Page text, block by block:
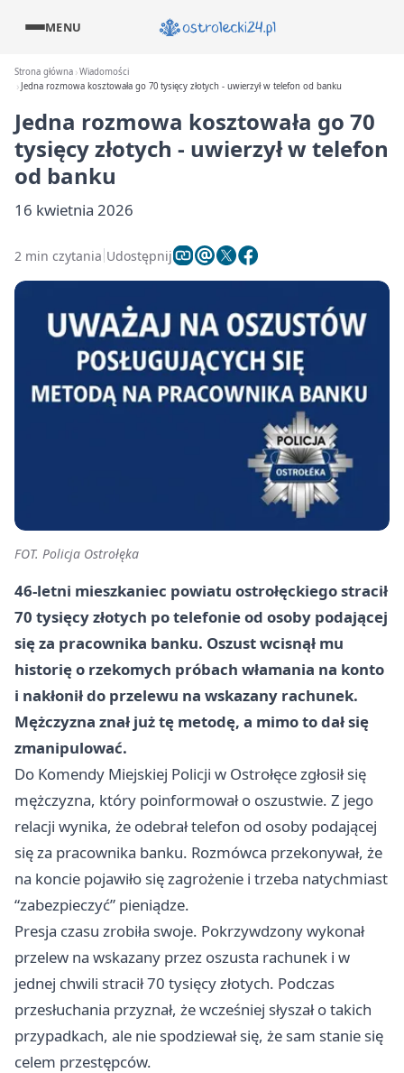
MENU
Strona główna Wiadomości
Jedna rozmowa kosztowała go 70 tysięcy złotych - uwierzył w telefon od banku
Jedna rozmowa kosztowała go 70
tysięcy złotych - uwierzył w telefon
od banku
16 kwietnia 2026
2 min czytania Udostępnij
FOT. Policja Ostrołęka
46-letni mieszkaniec powiatu ostrołęckiego stracił
70 tysięcy złotych po telefonie od osoby podającej
się za pracownika banku. Oszust wcisnął mu
historię o rzekomych próbach włamania na konto
i nakłonił do przelewu na wskazany rachunek.
Mężczyzna znał już tę metodę, a mimo to dał się
zmanipulować.
Do Komendy Miejskiej Policji w Ostrołęce zgłosił się
mężczyzna, który poinformował o oszustwie. Z jego
relacji wynika, że odebrał telefon od osoby podającej
się za pracownika banku. Rozmówca przekonywał, że
na koncie pojawiło się zagrożenie i trzeba natychmiast
“zabezpieczyć” pieniądze.
Presja czasu zrobiła swoje. Pokrzywdzony wykonał
przelew na wskazany przez oszusta rachunek i w
jednej chwili stracił 70 tysięcy złotych. Podczas
przesłuchania przyznał, że wcześniej słyszał o takich
przypadkach, ale nie spodziewał się, że sam stanie się
celem przestępców.